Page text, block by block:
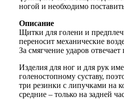
ногой и необходимо
Описание
Щитки для голени и
переносит механические
За смягчение ударов
Изделия для ног и для рук
голеностопному суставу,
три резинки с липучками на
средние – только на задней